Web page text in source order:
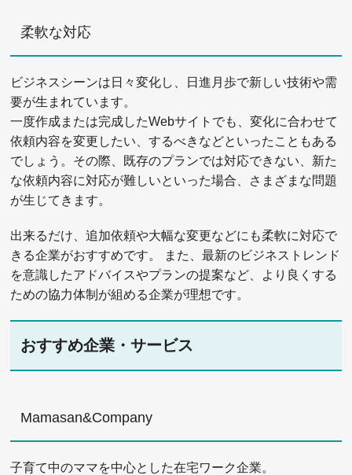
柔軟な対応
ビジネスシーンは日々変化し、日進月歩で新しい技術や需
要が生まれています。
一度作成または完成したWebサイトでも、変化に合わせて
依頼内容を変更したい、するべきなどといったこともある
でしょう。その際、既存のプランでは対応できない、新た
な依頼内容に対応が難しいといった場合、さまざまな問題
が生じてきます。
出来るだけ、追加依頼や大幅な変更などにも柔軟に対応で
きる企業がおすすめです。 また、最新のビジネストレンド
を意識したアドバイスやプランの提案など、より良くする
ための協力体制が組める企業が理想です。
おすすめ企業・サービス
Mamasan&Company
子育て中のママを中心とした在宅ワーク企業。